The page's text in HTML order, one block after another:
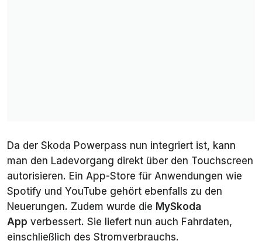
Da der Skoda Powerpass nun integriert ist, kann
man den Ladevorgang direkt über den Touchscreen
autorisieren. Ein App-Store für Anwendungen wie
Spotify und YouTube gehört ebenfalls zu den
Neuerungen. Zudem wurde die MySkoda
App verbessert. Sie liefert nun auch Fahrdaten,
einschließlich des Stromverbrauchs.